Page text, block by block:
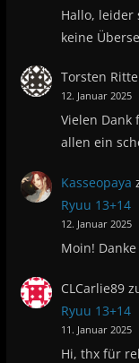
Hallo, leider
keine
Torsten
12. Januar 2025
Vielen Dank
allen ein
Kasseopaya
Ryuu 13+14
12. Januar 2025
Moin!
CLCarlie89
Ryuu 13+14
11. Januar 2025
Hi, thx für